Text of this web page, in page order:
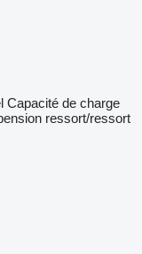
Capacité de charge
ressort/ressort